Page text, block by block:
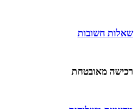
שאלות חשובות
רכישה מאובטחת